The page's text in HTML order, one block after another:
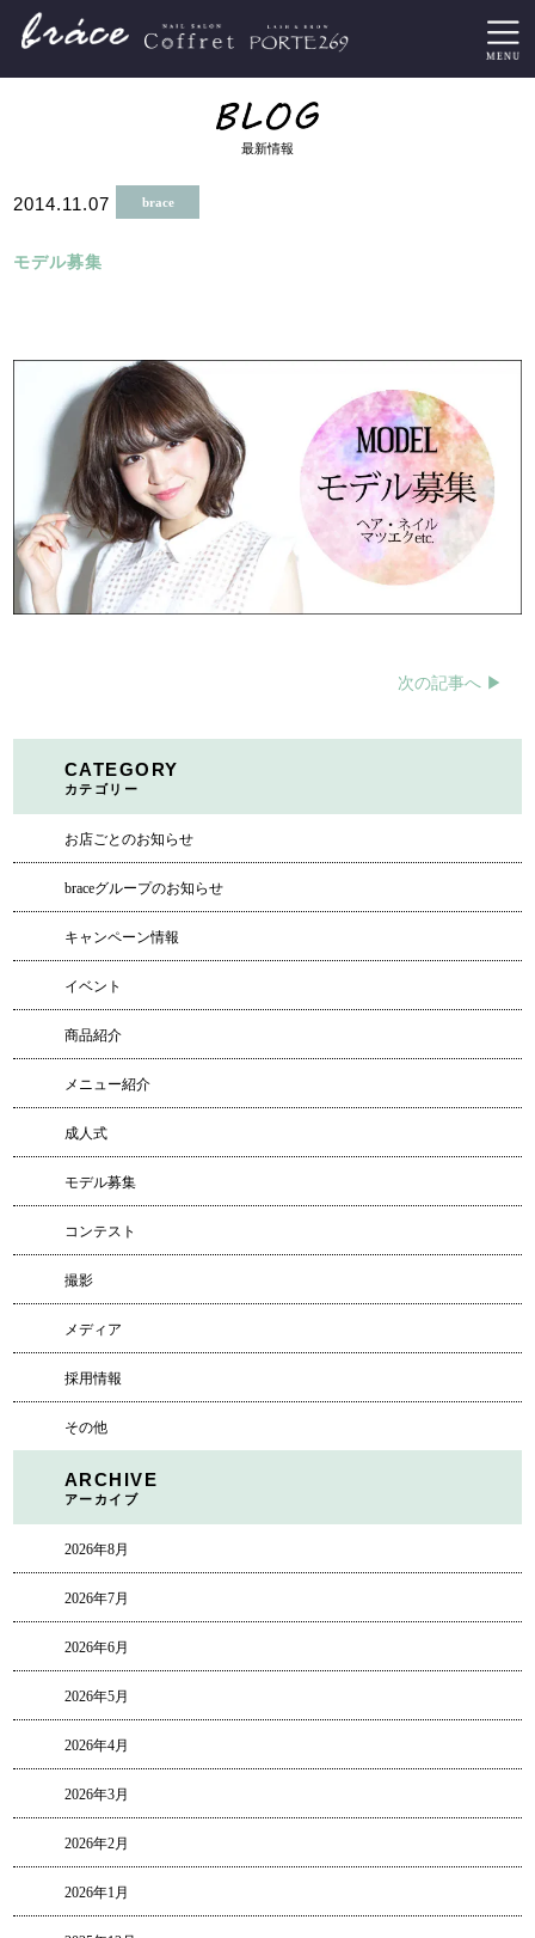
最新情報
2014.11.07 brace
モデル募集
次の記事へ ▶︎
CATEGORY
カテゴリー
お店ごとのお知らせ
braceグループのお知らせ
キャンペーン情報
イベント
商品紹介
メニュー紹介
成人式
モデル募集
コンテスト
撮影
メディア
採用情報
その他
ARCHIVE
アーカイブ
2026年8月
2026年7月
2026年6月
2026年5月
2026年4月
2026年3月
2026年2月
2026年1月